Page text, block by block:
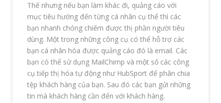
Thế nhưng nếu bạn làm khác đi, quảng cáo với
mục tiêu hướng đến từng cá nhân cụ thể thì các
bạn nhanh chóng chiếm được thị phần người tiêu
dùng. Một trong những công cụ có thể hỗ trợ các
bạn cá nhân hóa được quảng cáo đó là email. Các
bạn có thể sử dụng MailChimp và một số các công
cụ tiếp thị hóa tự động như HubSport để phân chia
tệp khách hàng của bạn. Sau đó các bạn gửi những
tin mà khách hàng cần đến với khách hàng.